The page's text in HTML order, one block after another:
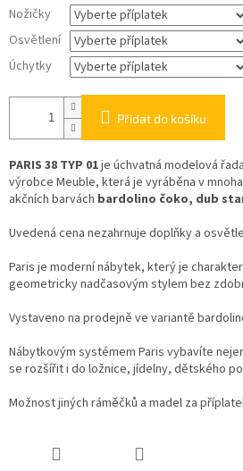
Nožičky
Osvětlení
Úchytky
Přidat do košíku
PARIS 38 TYP 01je úchvatná modelová
výrobce Meuble, která je vyráběna v
akčních barvách bardolino čoko, dub
Uvedená cena nezahrnuje doplňky a
Paris je moderní nábytek, který je
geometricky nadčasovým stylem bez
Vystaveno na prodejně ve variantě
Nábytkovým systémem Paris vybavíte
se rozšířit i do ložnice, jídelny, dětského
Možnost jiných ráměčků a madel za